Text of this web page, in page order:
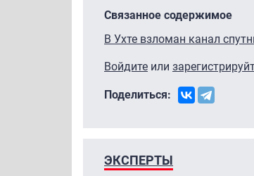
Связанное содержимое
В Ухте взломан канал
Войдите или
Поделиться:
ЭКСПЕРТЫ